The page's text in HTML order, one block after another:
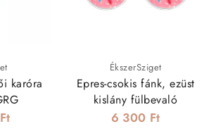
karóra
ÉkszerSziget
Epres-csokis fánk, ezüst
kislány fülbevaló
6 300 Ft